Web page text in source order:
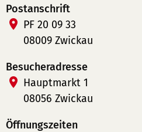
Postanschrift
PF 20 09 33
08009 Zwickau
Besucheradresse
Hauptmarkt 1
08056 Zwickau
Öffnungszeiten